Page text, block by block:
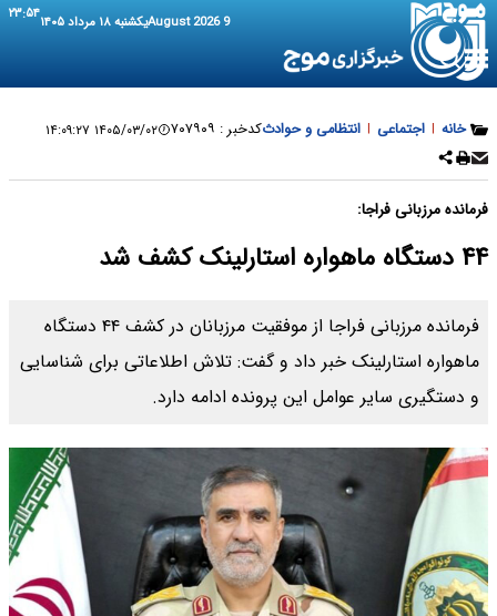
9 August 2026 یکشنبه ۱۸ مرداد ۱۴۰۵ ۲۳:۵۴
خانه | اجتماعی | انتظامی و حوادثکدخبر : ۷۰۷۹۰۹ ۱۴۰۵/۰۳/۰۲ ۱۴:۰۹:۲۷
فرمانده مرزبانی فراجا:
۴۴ دستگاه ماهواره استارلینک کشف شد
فرمانده مرزبانی فراجا از موفقیت مرزبانان در کشف ۴۴ دستگاه
ماهواره استارلینک خبر داد و گفت: تلاش اطلاعاتی برای شناسایی
و دستگیری سایر عوامل این پرونده ادامه دارد.